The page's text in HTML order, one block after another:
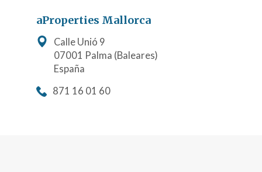
aProperties Mallorca
Calle Unió 9
07001 Palma (Baleares)
España
871 16 01 60